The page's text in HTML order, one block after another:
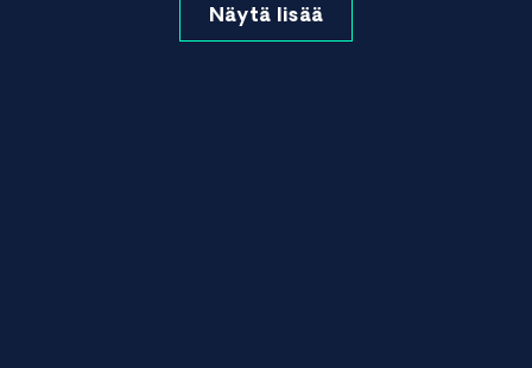
Näytä lisää